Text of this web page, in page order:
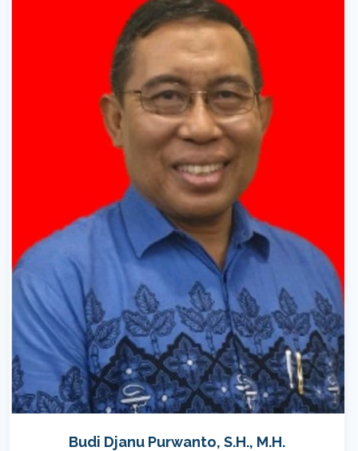
Budi Djanu Purwanto, S.H., M.H.